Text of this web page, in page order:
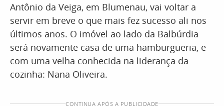
Antônio da Veiga, em Blumenau, vai voltar a
servir em breve o que mais fez sucesso ali nos
últimos anos. O imóvel ao lado da Balbúrdia
será novamente casa de uma hamburgueria, e
com uma velha conhecida na liderança da
cozinha: Nana Oliveira.
CONTINUA APÓS A PUBLICIDADE